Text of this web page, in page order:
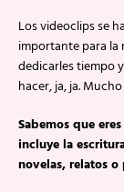
Los videoclips se
importante para la
dedicarles tiempo
hacer, ja, ja.
Sabemos que
incluye la
novelas, relatos o